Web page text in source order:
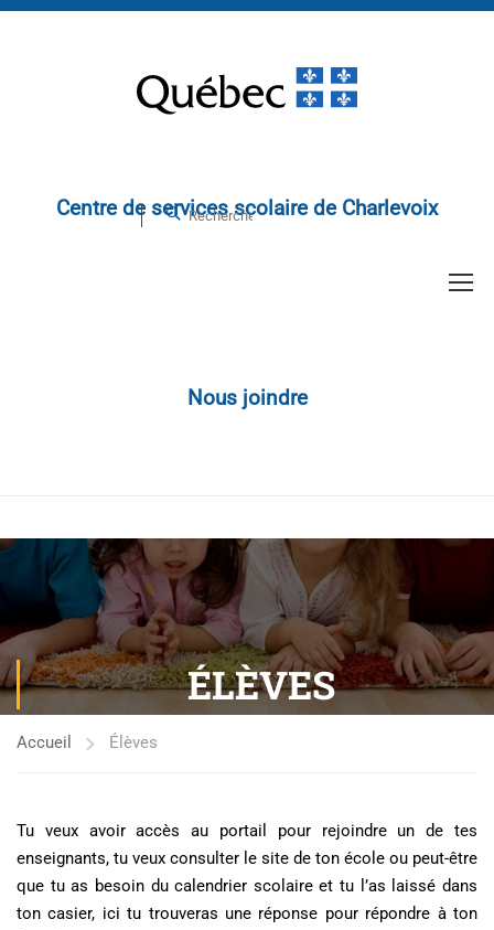
Centre de services scolaire de Charlevoix
Nous joindre
ÉLÈVES
Accueil Élèves
Tu veux avoir accès au portail pour rejoindre un de tes
enseignants, tu veux consulter le site de ton école ou peut-être
que tu as besoin du calendrier scolaire et tu l’as laissé dans
ton casier, ici tu trouveras une réponse pour répondre à ton